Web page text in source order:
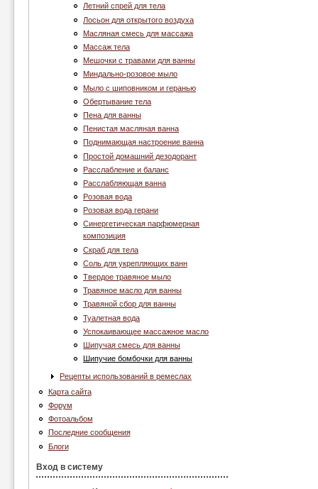
Летний спрей для тела
Лосьон для открытого воздуха
Масляная смесь для массажа
Массаж тела
Мешочки с травами для ванны
Миндально-розовое мыло
Мыло с шиповником и геранью
Обертывание тела
Пена для ванны
Пенистая масляная ванна
Поднимающая настроение ванна
Простой домашний дезодорант
Расслабление и баланс
Расслабляющая ванна
Розовая вода
Розовая вода герани
Синергетическая парфюмерная
композиция
Скраб для тела
Соль для укрепляющих ванн
Твердое травяное мыло
Травяное масло для ванны
Травяной сбор для ванны
Туалетная вода
Успокаивающее массажное масло
Шипучая смесь для ванны
Шипучие бомбочки для ванны
Рецепты использований в ремеслах
Карта сайта
Форум
Фотоальбом
Последние сообщения
Блоги
Вход в систему